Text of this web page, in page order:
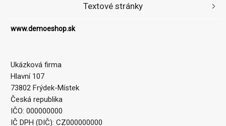
www.demoeshop.sk
Ukázková firma
Hlavní 107
73802 Frýdek-Místek
Česká republika
IČO: 000000000
IČ DPH (DIČ): CZ000000000
Textové stránky